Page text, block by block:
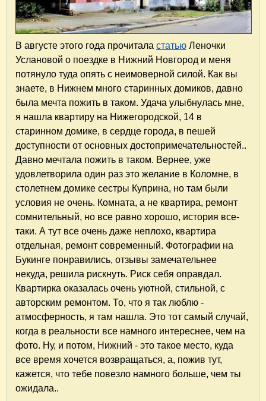
В августе этого года прочитала статью Леночки
Услановой о поездке в Нижний Новгород и меня
потянуло туда опять с неимоверной силой. Как вы
знаете, в Нижнем много старинных домиков, давно
была мечта пожить в таком. Удача улыбнулась мне,
я нашла квартиру на Нижегородской, 14 в
старинном домике, в сердце города, в пешей
доступности от основных достопримечательностей..
Давно мечтала пожить в таком. Вернее, уже
удовлетворила один раз это желание в Коломне, в
столетнем домике сестры Куприна, но там были
условия не очень. Комната, а не квартира, ремонт
сомнительный, но все равно хорошо, история все-
таки. А тут все очень даже неплохо, квартира
отдельная, ремонт современный. Фотографии на
Букинге понравились, отзывы замечательнее
некуда, решила рискнуть. Риск себя оправдал.
Квартирка оказалась очень уютной, стильной, с
авторским ремонтом. То, что я так люблю -
атмосферность, я там нашла. Это тот самый случай,
когда в реальности все намного интереснее, чем на
фото. Ну, и потом, Нижний - это такое место, куда
все время хочется возвращаться, а, пожив тут,
кажется, что тебе повезло намного больше, чем ты
ожидала..